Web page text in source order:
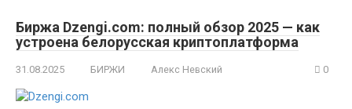
Биржа Dzengi.com: полный обзор 2025 — как
устроена белорусская криптоплатформа
31.08.2025 БИРЖИ Алекс Невский 0